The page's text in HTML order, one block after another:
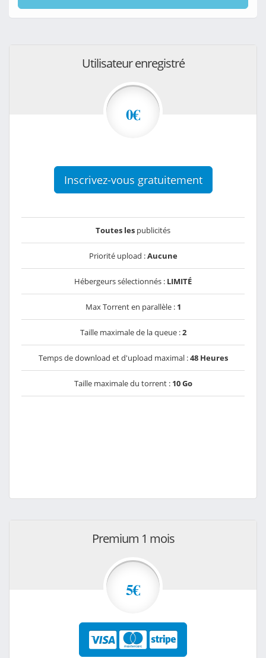
Utilisateur enregistré
0€
Inscrivez-vous gratuitement
Toutes les publicités
Priorité upload :Aucune
Hébergeurs sélectionnés : LIMITÉ
Max Torrent en parallèle : 1
Taille maximale de la queue :2
Temps de download et d'upload maximal :48 Heures
Taille maximale du torrent : 10 Go
Premium 1 mois
5€